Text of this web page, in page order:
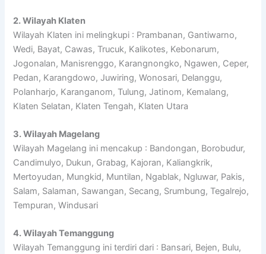
2. Wilayah Klaten
Wilayah Klaten ini melingkupi : Prambanan, Gantiwarno,
Wedi, Bayat, Cawas, Trucuk, Kalikotes, Kebonarum,
Jogonalan, Manisrenggo, Karangnongko, Ngawen, Ceper,
Pedan, Karangdowo, Juwiring, Wonosari, Delanggu,
Polanharjo, Karanganom, Tulung, Jatinom, Kemalang,
Klaten Selatan, Klaten Tengah, Klaten Utara
3. Wilayah Magelang
Wilayah Magelang ini mencakup : Bandongan, Borobudur,
Candimulyo, Dukun, Grabag, Kajoran, Kaliangkrik,
Mertoyudan, Mungkid, Muntilan, Ngablak, Ngluwar, Pakis,
Salam, Salaman, Sawangan, Secang, Srumbung, Tegalrejo,
Tempuran, Windusari
4. Wilayah Temanggung
Wilayah Temanggung ini terdiri dari : Bansari, Bejen, Bulu,